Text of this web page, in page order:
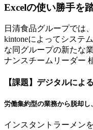
Excelの使い勝手を
日清食品グループでは
kintoneによってシステ
な同グループの新たな
ナンスチームリーダー
【課題】デジタルによ
労働集約型の業務から脱却
インスタントラーメン